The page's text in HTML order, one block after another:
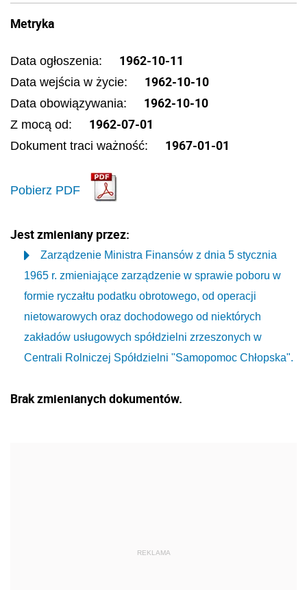
Metryka
Data ogłoszenia: 1962-10-11
Data wejścia w życie: 1962-10-10
Data obowiązywania: 1962-10-10
Z mocą od: 1962-07-01
Dokument traci ważność: 1967-01-01
Pobierz PDF
Jest zmieniany przez:
Zarządzenie Ministra Finansów z dnia 5 stycznia
1965 r. zmieniające zarządzenie w sprawie poboru w
formie ryczałtu podatku obrotowego, od operacji
nietowarowych oraz dochodowego od niektórych
zakładów usługowych spółdzielni zrzeszonych w
Centrali Rolniczej Spółdzielni "Samopomoc Chłopska".
Brak zmienianych dokumentów.